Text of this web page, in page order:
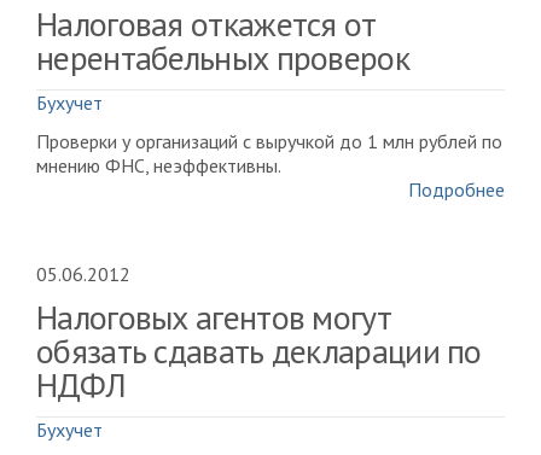
Налоговая откажется от
нерентабельных проверок
Бухучет
Проверки у организаций с выручкой до 1 млн рублей по
мнению ФНС, неэффективны.
Подробнее
05.06.2012
Налоговых агентов могут
обязать сдавать декларации по
НДФЛ
Бухучет